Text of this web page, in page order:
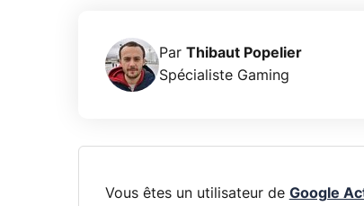
Par Thibaut Popelier
Spécialiste Gaming
Vous êtes un utilisateur de Google